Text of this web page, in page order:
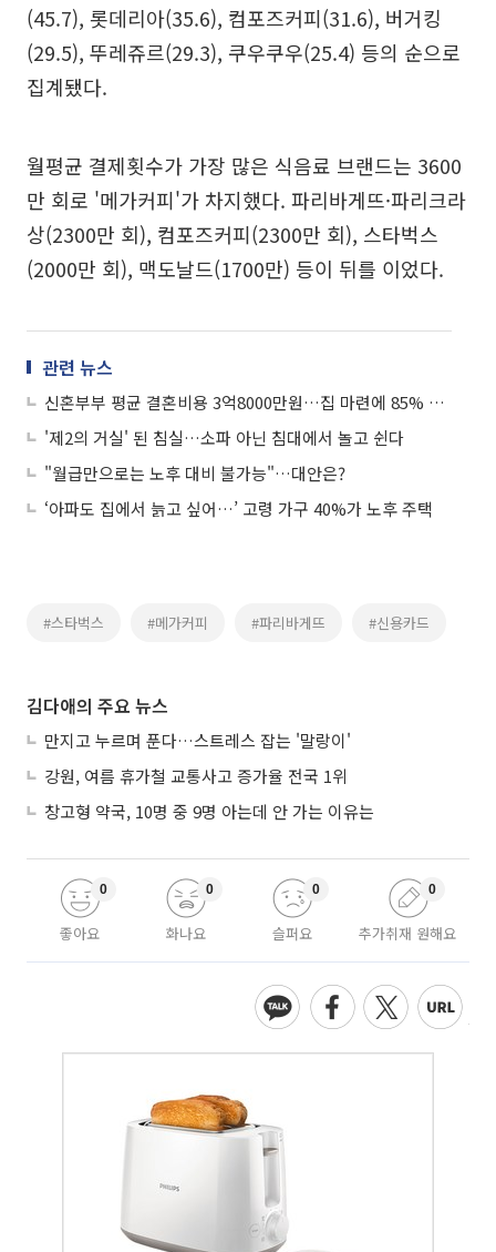
(45.7), 롯데리아(35.6), 컴포즈커피(31.6), 버거킹
(29.5), 뚜레쥬르(29.3), 쿠우쿠우(25.4) 등의 순으로
집계됐다.
월평균 결제횟수가 가장 많은 식음료 브랜드는 3600
만 회로 '메가커피'가 차지했다. 파리바게뜨·파리크라
상(2300만 회), 컴포즈커피(2300만 회), 스타벅스
(2000만 회), 맥도날드(1700만) 등이 뒤를 이었다.
관련 뉴스
신혼부부 평균 결혼비용 3억8000만원…집 마련에 85% 쓴다
'제2의 거실' 된 침실…소파 아닌 침대에서 놀고 쉰다
"월급만으로는 노후 대비 불가능"…대안은?
‘아파도 집에서 늙고 싶어…’ 고령 가구 40%가 노후 주택
#스타벅스 #메가커피 #파리바게뜨 #신용카드
김다애의 주요 뉴스
만지고 누르며 푼다…스트레스 잡는 '말랑이'
강원, 여름 휴가철 교통사고 증가율 전국 1위
창고형 약국, 10명 중 9명 아는데 안 가는 이유는
좋아요
0
화나요
0
슬퍼요
0
추가취재 원해요
0